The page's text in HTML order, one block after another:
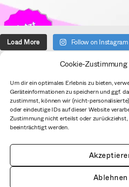
Cookie-
Um dir ein optimales Erlebnis zu bieten,
Geräteinformationen zu speichern und ggf.
zustimmst, können wir (nicht-
oder eindeutige IDs auf dieser Website
Zustimmung nicht erteilst oder
beeinträchtigt werden.
Ablehnen
Load More Follow on Instagram
Über uns
Verein